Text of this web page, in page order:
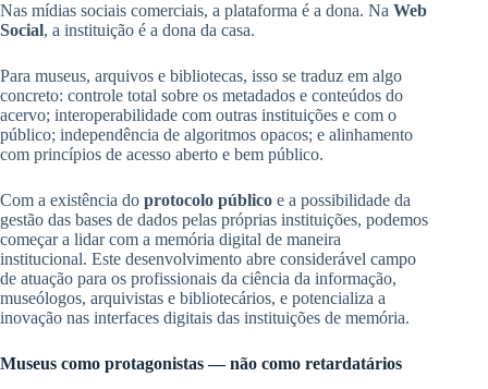
Nas mídias sociais comerciais, a plataforma é a dona. Na Web
Social, a instituição é a dona da casa.
Para museus, arquivos e bibliotecas, isso se traduz em algo
concreto: controle total sobre os metadados e conteúdos do
acervo; interoperabilidade com outras instituições e com o
público; independência de algoritmos opacos; e alinhamento
com princípios de acesso aberto e bem público.
Com a existência do protocolo público e a possibilidade da
gestão das bases de dados pelas próprias instituições, podemos
começar a lidar com a memória digital de maneira
institucional. Este desenvolvimento abre considerável campo
de atuação para os profissionais da ciência da informação,
museólogos, arquivistas e bibliotecários, e potencializa a
inovação nas interfaces digitais das instituições de memória.
Museus como protagonistas — não como retardatários